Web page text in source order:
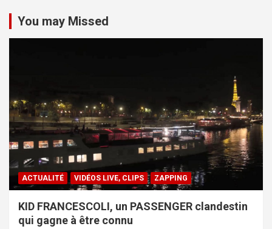
You may Missed
ACTUALITÉ VIDÉOS LIVE, CLIPS ZAPPING
KID FRANCESCOLI, un PASSENGER clandestin
qui gagne à être connu